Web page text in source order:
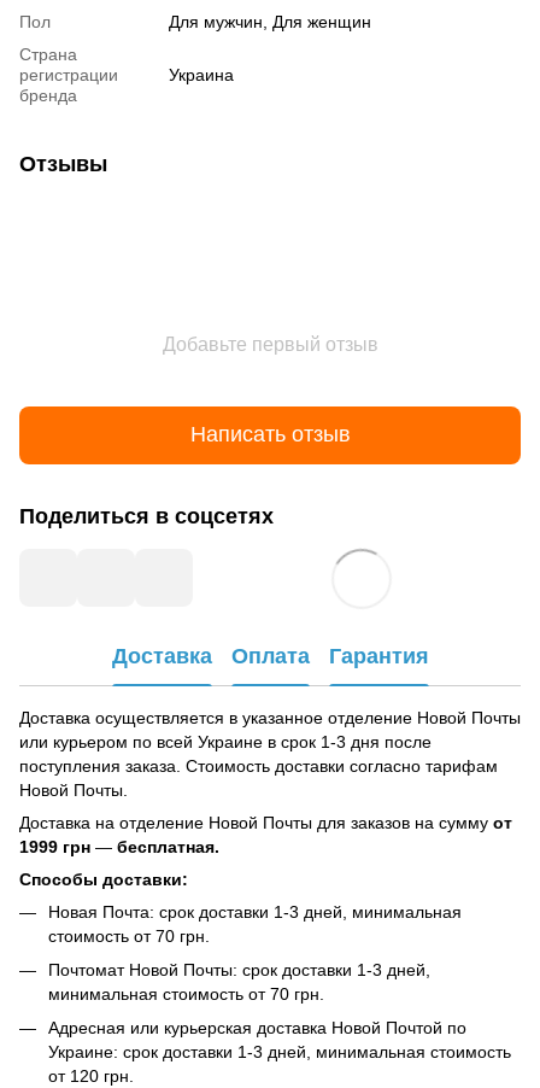
Пол
Для мужчин, Для женщин
Страна
регистрации
бренда
Украина
Отзывы
Добавьте первый отзыв
Написать отзыв
Поделиться в соцсетях
Доставка Оплата Гарантия
Доставка осуществляется в указанное отделение Новой Почты
или курьером по всей Украине в срок 1-3 дня после
поступления заказа. Стоимость доставки согласно тарифам
Новой Почты.
Доставка на отделение Новой Почты для заказов на сумму от
1999 грн — бесплатная.
Способы доставки:
Новая Почта: срок доставки 1-3 дней, минимальная
стоимость от 70 грн.
Почтомат Новой Почты: срок доставки 1-3 дней,
минимальная стоимость от 70 грн.
Адресная или курьерская доставка Новой Почтой по
Украине: срок доставки 1-3 дней, минимальная стоимость
от 120 грн.